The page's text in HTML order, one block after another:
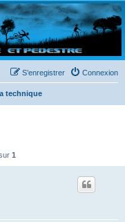
. Bonne navigation sur le site
Connexion
S’enregistrer
technique
1